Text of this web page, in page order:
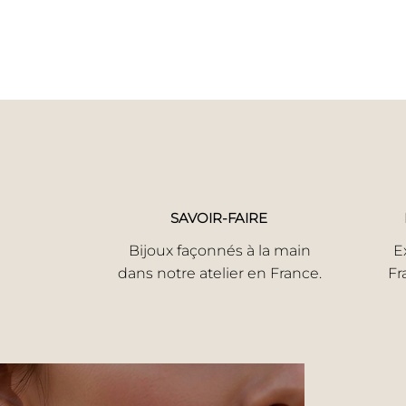
SAVOIR-FAIRE
Bijoux façonnés à la main
dans notre atelier en France.